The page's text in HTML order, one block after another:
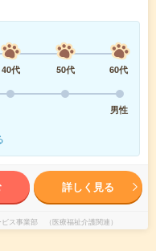
40代 50代
60代
男性
詳しく見る
ス事業部 （医療福祉介護関連）